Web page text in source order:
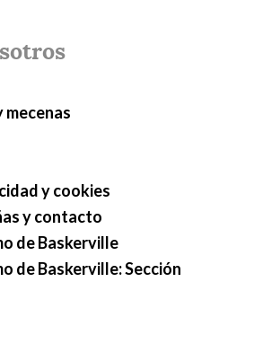
y cookies
y contacto
de Baskerville
de Baskerville: Sección